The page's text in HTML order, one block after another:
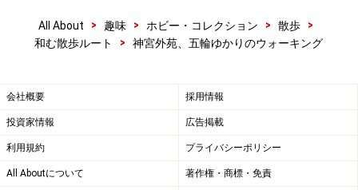
All About > 趣味 > ホビー・コレクション > 散歩
>
和む散歩ルート
> 神宮外苑、五輪ゆかりのウォーキング
会社概要 採用情報
投資家情報 広告掲載
利用規約 プライバシーポリシー
All Aboutについて 著作権・商標・免責